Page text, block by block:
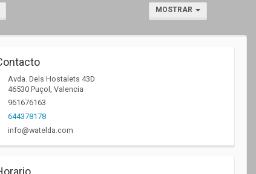
MOSTRAR
Avda. Dels Hostalets 43D
46530 Puçol , Valencia
961676163
644378178
info@watelda.com